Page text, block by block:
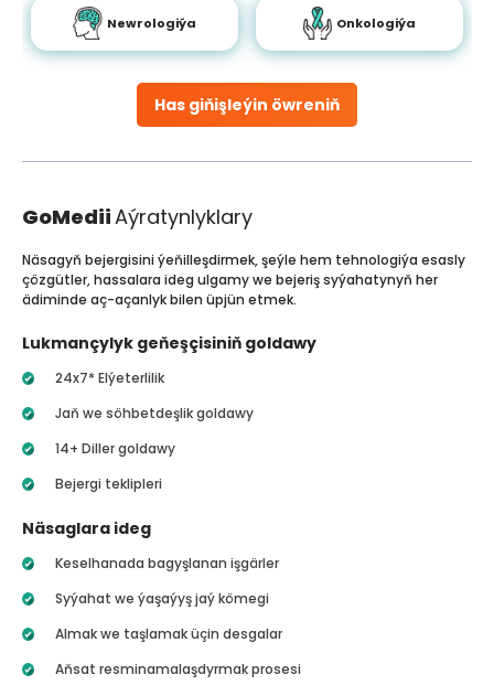
Has giňişleýin öwreniň
Newrologiýa Onkologiýa
GoMediiAýratynlyklary
Näsagyň bejergisini ýeňilleşdirmek, şeýle hem tehnologiýa esasly
çözgütler, hassalara ideg ulgamy we bejeriş syýahatynyň her
ädiminde aç-açanlyk bilen üpjün etmek.
Lukmançylyk geňeşçisiniň goldawy
24x7* Elýeterlilik
Jaň we söhbetdeşlik goldawy
14+ Diller goldawy
Bejergi teklipleri
Näsaglara ideg
Keselhanada bagyşlanan işgärler
Syýahat we ýaşaýyş jaý kömegi
Almak we taşlamak üçin desgalar
Aňsat resminamalaşdyrmak prosesi